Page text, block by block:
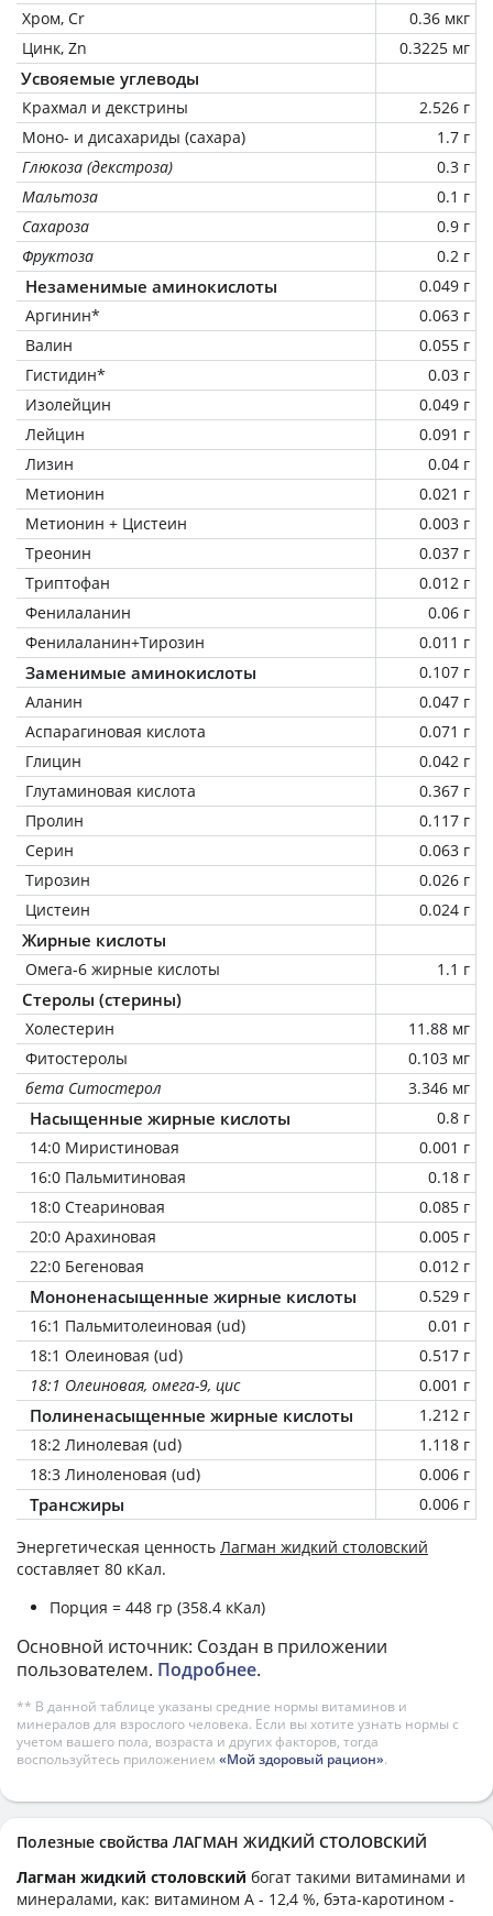
Хром, Cr
0.36 мкг
Цинк, Zn
0.3225 мг
Усвояемые углеводы
Крахмал и декстрины
2.526 г
Моно- и дисахариды (сахара)
1.7 г
Глюкоза (декстроза)
0.3 г
Мальтоза
0.1 г
Сахароза
0.9 г
Фруктоза
0.2 г
Незаменимые аминокислоты
0.049 г
Аргинин*
0.063 г
Валин
0.055 г
Гистидин*
0.03 г
Изолейцин
0.049 г
Лейцин
0.091 г
Лизин
0.04 г
Метионин
0.021 г
Метионин + Цистеин
0.003 г
Треонин
0.037 г
Триптофан
0.012 г
Фенилаланин
0.06 г
Фенилаланин+Тирозин
0.011 г
Заменимые аминокислоты
0.107 г
Аланин
0.047 г
Аспарагиновая кислота
0.071 г
Глицин
0.042 г
Глутаминовая кислота
0.367 г
Пролин
0.117 г
Серин
0.063 г
Тирозин
0.026 г
Цистеин
0.024 г
Жирные кислоты
Омега-6 жирные кислоты 1.1 г
Стеролы (стерины)
Холестерин
11.88 мг
Фитостеролы
0.103 мг
бета Ситостерол
3.346 мг
Насыщенные жирные кислоты
0.8 г
14:0 Миристиновая
0.001 г
16:0 Пальмитиновая
0.18 г
18:0 Стеариновая
0.085 г
20:0 Арахиновая
0.005 г
22:0 Бегеновая
0.012 г
Мононенасыщенные жирные кислоты
0.529 г
16:1 Пальмитолеиновая (ud)
0.01 г
18:1 Олеиновая (ud)
0.517 г
18:1 Олеиновая, омега-9, цис
0.001 г
Полиненасыщенные жирные кислоты
1.212 г
18:2 Линолевая (ud)
1.118 г
18:3 Линоленовая (ud)
0.006 г
Трансжиры 0.006 г
Энергетическая ценность Лагман жидкий столовский
составляет 80 кКал.
Порция = 448 гр (358.4 кКал)
Основной источник: Создан в приложении
пользователем. Подробнее.
** В данной таблице указаны средние нормы витаминов и
минералов для взрослого человека. Если вы хотите узнать нормы с
учетом вашего пола, возраста и других факторов, тогда
воспользуйтесь приложением «Мой здоровый рацион».
Полезные свойства ЛАГМАН ЖИДКИЙ СТОЛОВСКИЙ
Лагман жидкий столовский богат такими витаминами и
минералами, как: витамином А - 12,4 %, бэта-каротином -